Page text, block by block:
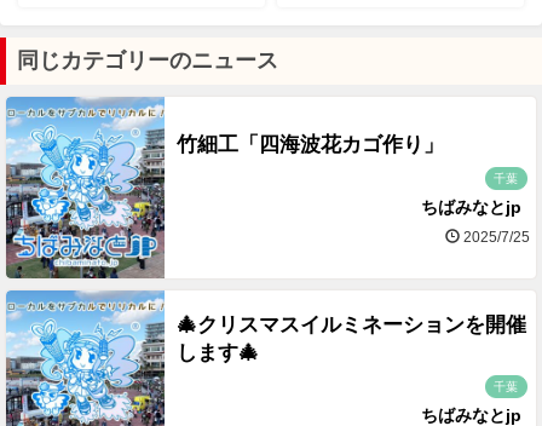
同じカテゴリーのニュース
竹細工「四海波花カゴ作り」
千葉
ちばみなとjp
2025/7/25
🎄クリスマスイルミネーションを開催
します🎄
千葉
ちばみなとjp